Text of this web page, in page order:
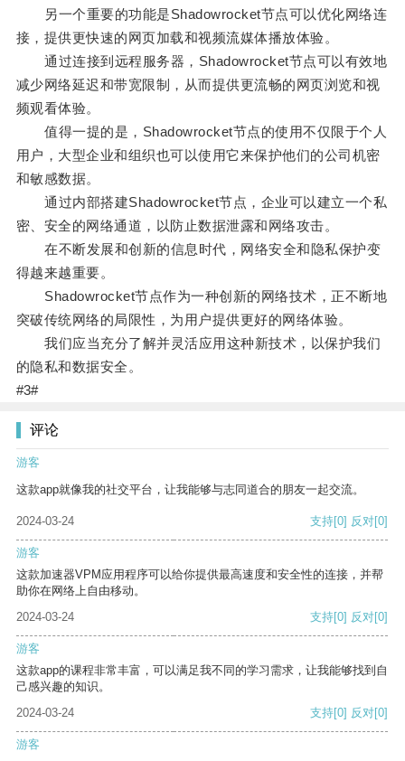
另一个重要的功能是Shadowrocket节点可以优化网络连
接，提供更快速的网页加载和视频流媒体播放体验。
通过连接到远程服务器，Shadowrocket节点可以有效地
减少网络延迟和带宽限制，从而提供更流畅的网页浏览和视
频观看体验。
值得一提的是，Shadowrocket节点的使用不仅限于个人
用户，大型企业和组织也可以使用它来保护他们的公司机密
和敏感数据。
通过内部搭建Shadowrocket节点，企业可以建立一个私
密、安全的网络通道，以防止数据泄露和网络攻击。
在不断发展和创新的信息时代，网络安全和隐私保护变
得越来越重要。
Shadowrocket节点作为一种创新的网络技术，正不断地
突破传统网络的局限性，为用户提供更好的网络体验。
我们应当充分了解并灵活应用这种新技术，以保护我们
的隐私和数据安全。
#3#
评论
游客
这款app就像我的社交平台，让我能够与志同道合的朋友一起交流。
2024-03-24 支持[0] 反对[0]
游客
这款加速器VPM应用程序可以给你提供最高速度和安全性的连接，并帮
助你在网络上自由移动。
2024-03-24
支持[0] 反对[0]
游客
这款app的课程非常丰富，可以满足我不同的学习需求，让我能够找到自
己感兴趣的知识。
2024-03-24
支持[0] 反对[0]
游客